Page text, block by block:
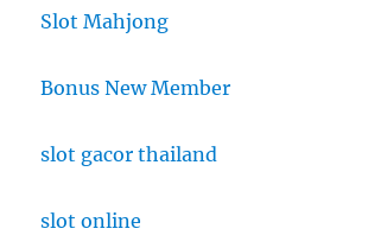
Slot Mahjong
Bonus New Member
slot gacor thailand
slot online